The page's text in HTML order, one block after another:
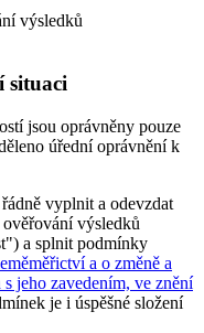
výsledků
situaci
jsou oprávněny pouze
úřední oprávnění k
vyplnit a odevzdat
výsledků
a splnit podmínky
a o změně a
jeho zavedením, ve znění
je i úspěšné složení